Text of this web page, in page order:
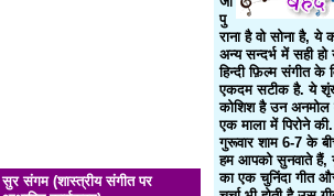
सुर संगम (शास्त्रीय संगीत पर
पु
राना है वो सोना है, ये
अन्य सन्दर्भ में सही हो
हिन्दी फ़िल्म संगीत के
एकदम सटीक है. ये
कोशिश है उन अनमोल
एक माला में पिरोने
गुरूवार शाम 6-7 के
हम आपको सुनवाते हैं,
का एक चुनिंदा गीत